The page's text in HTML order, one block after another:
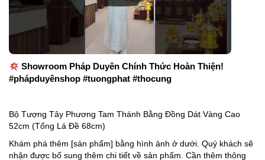
Showroom Pháp Duyên Chính Thức Hoàn Thiện!
#phápduyênshop #tuongphat #thocung
Bộ Tượng Tây Phương Tam Thánh Bằng Đồng Dát Vàng Cao
52cm (Tổng Lá Đề 68cm)
Khám phá thêm [sản phẩm] bằng hình ảnh ở dưới. Quý khách sẽ
nhận được bổ sung thêm chi tiết về sản phẩm. Cần thêm thông